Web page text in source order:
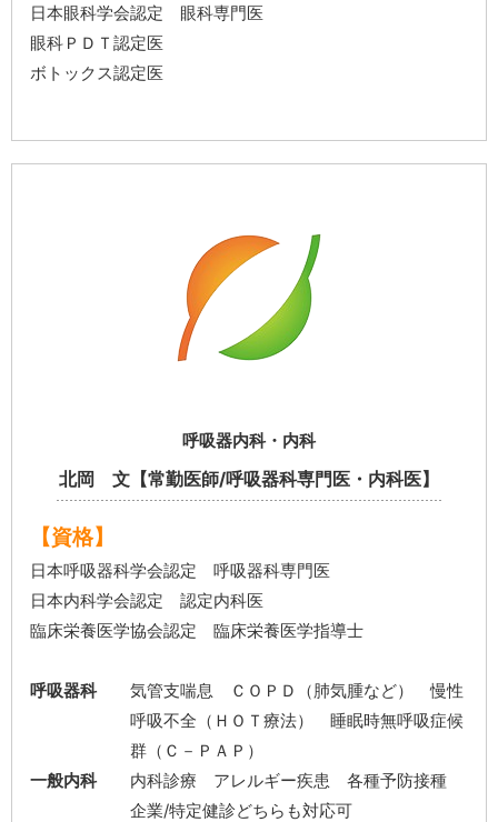
日本眼科学会認定 眼科専門医
眼科ＰＤＴ認定医
ボトックス認定医
呼吸器内科・内科
北岡 文【常勤医師/呼吸器科専門医・内科医】
【資格】
日本呼吸器科学会認定 呼吸器科専門医
日本内科学会認定 認定内科医
臨床栄養医学協会認定 臨床栄養医学指導士
呼吸器科
気管支喘息 ＣＯＰＤ（肺気腫など） 慢性
呼吸不全（ＨＯＴ療法） 睡眠時無呼吸症候
群（Ｃ－ＰＡＰ）
一般内科
内科診療 アレルギー疾患 各種予防接種
企業/特定健診どちらも対応可